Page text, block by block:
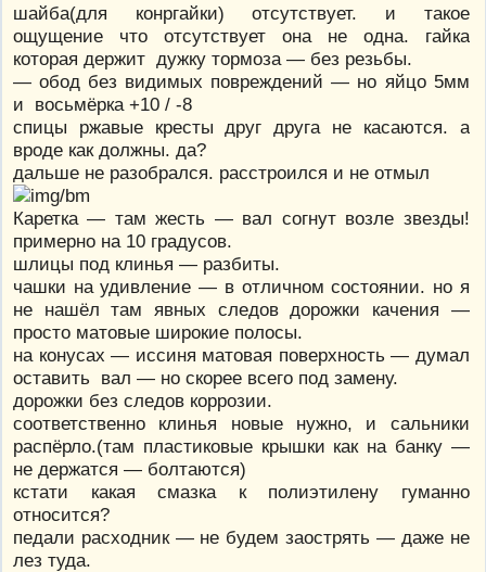
шайба(для конргайки) отсутствует. и такое
ощущение что отсутствует она не одна. гайка
которая держит дужку тормоза — без резьбы.
— обод без видимых повреждений — но яйцо 5мм
и восьмёрка +10 / -8
спицы ржавые кресты друг друга не касаются. а
вроде как должны. да?
дальше не разобрался. расстроился и не отмыл
Каретка — там жесть — вал согнут возле звезды!
примерно на 10 градусов.
шлицы под клинья — разбиты.
чашки на удивление — в отличном состоянии. но я
не нашёл там явных следов дорожки качения —
просто матовые широкие полосы.
на конусах — иссиня матовая поверхность — думал
оставить вал — но скорее всего под замену.
дорожки без следов коррозии.
соответственно клинья новые нужно, и сальники
распёрло.(там пластиковые крышки как на банку —
не держатся — болтаются)
кстати какая смазка к полиэтилену гуманно
относится?
педали расходник — не будем заострять — даже не
лез туда.